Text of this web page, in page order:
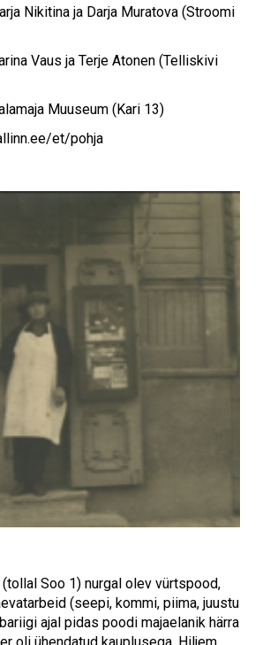
Nikitina ja Darja Muratova (Stroomi
Vaus ja Terje Atonen (Telliskivi
Muuseum (Kari 13)
et/pohja
Soo 1) nurgal olev vürtspood,
(seepi, kommi, piima, juustu
ajal pidas poodi majaelanik härra